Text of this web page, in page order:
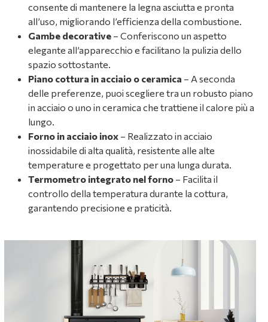
consente di mantenere la legna asciutta e pronta
all’uso, migliorando l’efficienza della combustione.
Gambe decorative – Conferiscono un aspetto
elegante all’apparecchio e facilitano la pulizia dello
spazio sottostante.
Piano cottura in acciaio o ceramica – A seconda
delle preferenze, puoi scegliere tra un robusto piano
in acciaio o uno in ceramica che trattiene il calore più a
lungo.
Forno in acciaio inox – Realizzato in acciaio
inossidabile di alta qualità, resistente alle alte
temperature e progettato per una lunga durata.
Termometro integrato nel forno – Facilita il
controllo della temperatura durante la cottura,
garantendo precisione e praticità.